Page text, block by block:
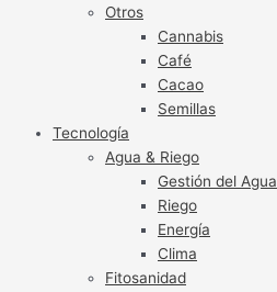
Otros
Cannabis
Café
Cacao
Semillas
Tecnología
Agua & Riego
Gestión del Agua
Riego
Energía
Clima
Fitosanidad